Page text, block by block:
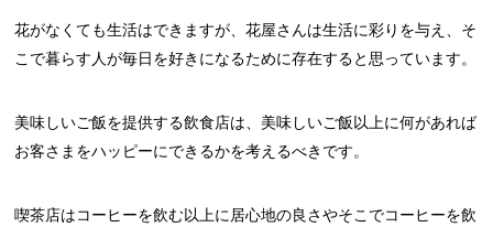
花がなくても生活はできますが、花屋さんは生活に彩りを与え、そ
こで暮らす人が毎日を好きになるために存在すると思っています。
美味しいご飯を提供する飲食店は、美味しいご飯以上に何があれば
お客さまをハッピーにできるかを考えるべきです。
喫茶店はコーヒーを飲む以上に居心地の良さやそこでコーヒーを飲